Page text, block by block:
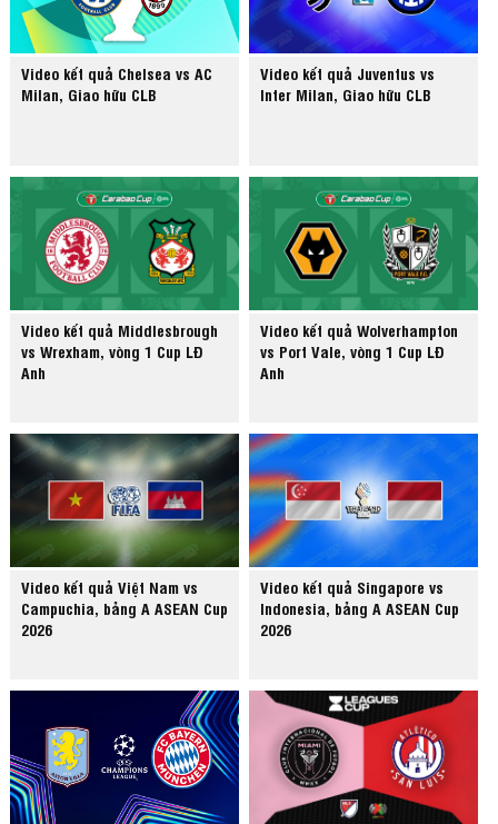
Video kết quả Chelsea vs AC
Milan, Giao hữu CLB
Video kết quả Juventus vs
Inter Milan, Giao hữu CLB
Video kết quả Middlesbrough
vs Wrexham, vòng 1 Cup LĐ
Anh
Video kết quả Wolverhampton
vs Port Vale, vòng 1 Cup LĐ
Anh
Video kết quả Việt Nam vs
Campuchia, bảng A ASEAN Cup
2026
Video kết quả Singapore vs
Indonesia, bảng A ASEAN Cup
2026